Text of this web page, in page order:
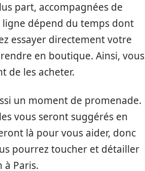
part, accompagnées de
ligne dépend du temps dont
essayer directement votre
en boutique. Ainsi, vous
de les acheter.
un moment de promenade.
vous seront suggérés en
là pour vous aider, donc
pourrez toucher et détailler
à Paris.